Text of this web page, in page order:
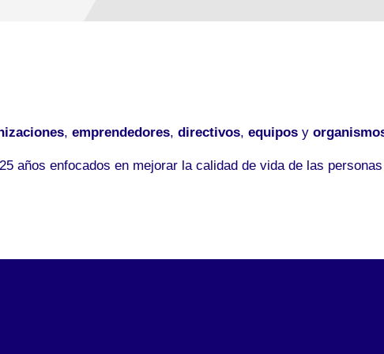
, emprendedores, directivos, equiposy
años enfocados en mejorar la calidad de vida de las